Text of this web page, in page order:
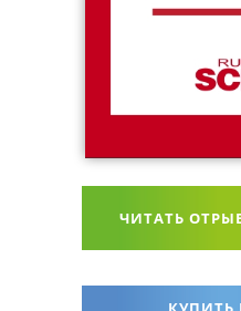
ЧИТАТЬ